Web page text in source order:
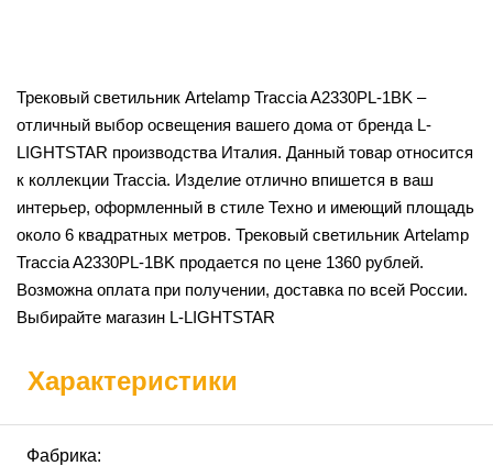
Трековый светильник Artelamp Traccia A2330PL-1BK –
отличный выбор освещения вашего дома от бренда L-
LIGHTSTAR производства Италия. Данный товар относится
к коллекции Traccia. Изделие отлично впишется в ваш
интерьер, оформленный в стиле Техно и имеющий площадь
около 6 квадратных метров. Трековый светильник Artelamp
Traccia A2330PL-1BK продается по цене 1360 рублей.
Возможна оплата при получении, доставка по всей России.
Выбирайте магазин L-LIGHTSTAR
Характеристики
Фабрика: